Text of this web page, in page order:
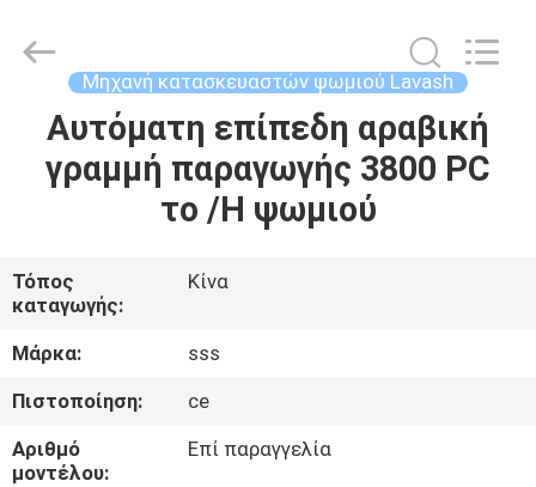
ΣΠΊΤΙ
ΠΡΟΪΌΝΤΑ
ΒΊΝΤΕΟ
ΣΧΕΤΙΚΆ
ΜΕ
ΕΜΆΣ
Technology
Reserved.
Μηχανή κατασκευαστών ψωμιού Lavash
Αυτόματη επίπεδη αραβική
γραμμή παραγωγής 3800 PC
το /H ψωμιού
Τόπος
καταγωγής:
Κίνα
Μάρκα:
sss
Πιστοποίηση:
ce
Αριθμό
μοντέλου:
Επί παραγγελία